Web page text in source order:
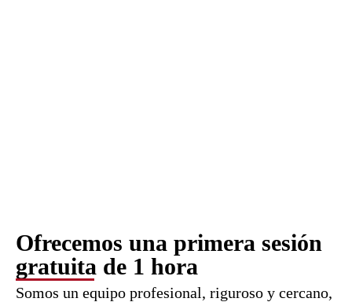
Ofrecemos una primera sesión
gratuita de 1 hora
Somos un equipo profesional, riguroso y cercano,